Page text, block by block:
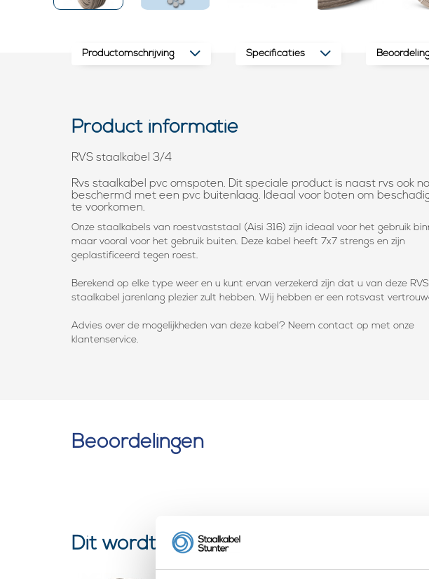
Productomschrijving Specificaties
Product informatie
RVS staalkabel 3/4
Rvs staalkabel pvc omspoten. Dit speciale product is naast rvs ook
beschermd met een pvc buitenlaag. Ideaal voor boten om
te voorkomen.
Onze staalkabels van roestvaststaal (Aisi 316) zijn ideaal voor het gebruik
maar vooral voor het gebruik buiten. Deze kabel heeft 7x7 strengs en zijn
geplastificeerd tegen roest.
Berekend op elke type weer en u kunt ervan verzekerd zijn dat u van deze
staalkabel jarenlang plezier zult hebben. Wij hebben er een rotsvast
Advies over de mogelijkheden van deze kabel? Neem contact op met onze
klantenservice.
Beoordelingen
Dit wordt ‘m